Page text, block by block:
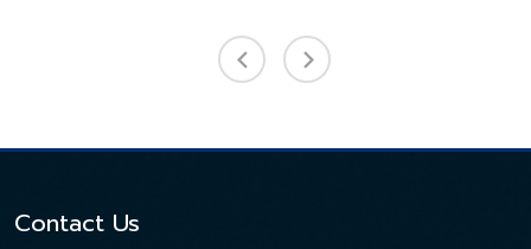
Contact Us